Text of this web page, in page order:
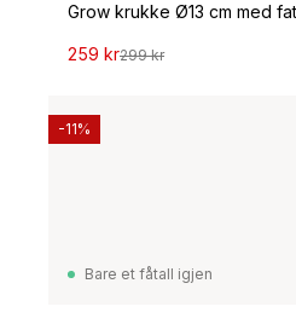
259 kr299 kr
Bare et fåtall igjen
-11%